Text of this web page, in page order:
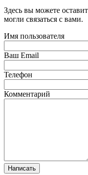
Здесь вы можете
могли связаться с вами.
Имя пользователя
Ваш Email
Телефон
Комментарий
Написать